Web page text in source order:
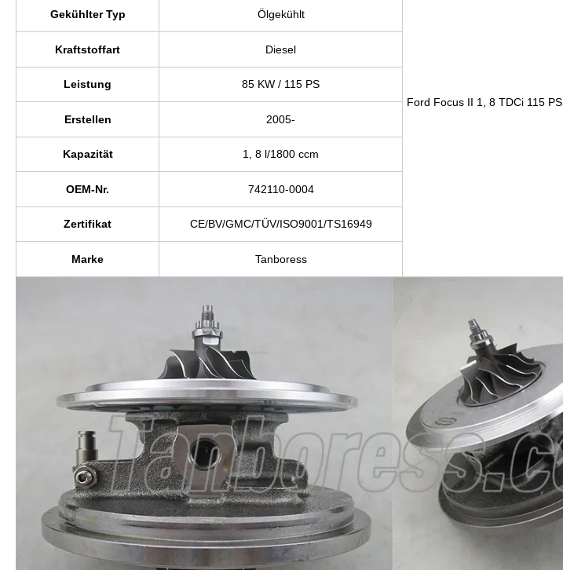
Ford Focus II 1, 8 TDCi 115 PS
Gekühlter Typ Ölgekühlt
Kraftstoffart Diesel
Leistung 85 KW / 115 PS
Erstellen 2005-
Kapazität 1, 8 l/1800 ccm
OEM-Nr. 742110-0004
Zertifikat CE/BV/GMC/TÜV/ISO9001/TS16949
Marke Tanboress